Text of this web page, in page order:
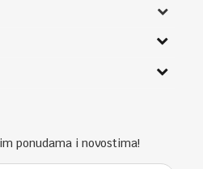
d.o.o)
ponudama i novostima!